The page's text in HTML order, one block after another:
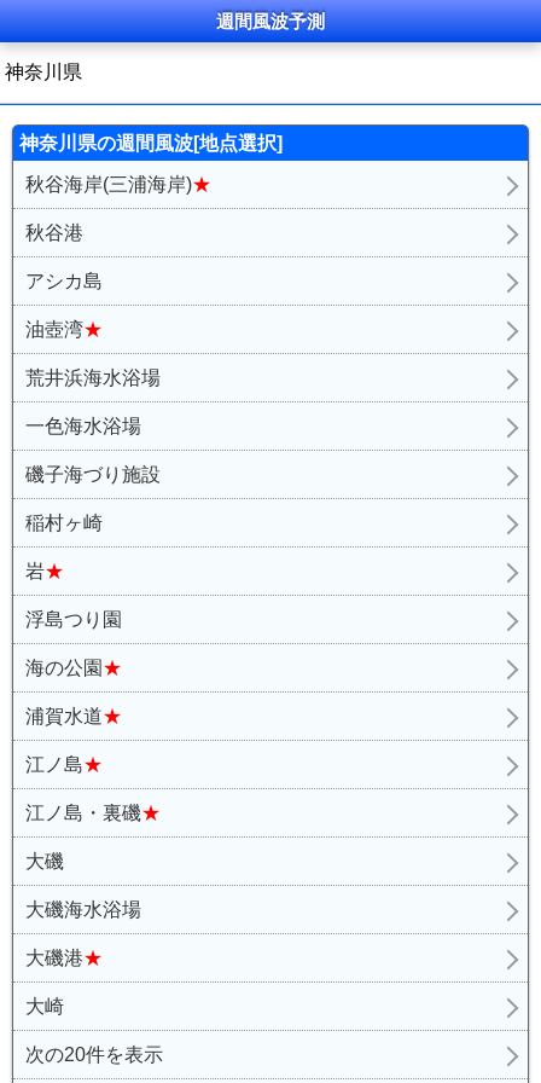
週間風波予測
神奈川県
神奈川県の週間風波[地点選択]
秋谷海岸(三浦海岸)★
秋谷港
アシカ島
油壺湾★
荒井浜海水浴場
一色海水浴場
磯子海づり施設
稲村ヶ崎
岩★
浮島つり園
海の公園 ★
浦賀水道★
江ノ島★
江ノ島・裏磯★
大磯
大磯海水浴場
大磯港★
大崎
次の20件を表示